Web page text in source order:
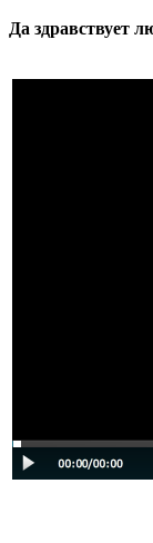
Да здравствует